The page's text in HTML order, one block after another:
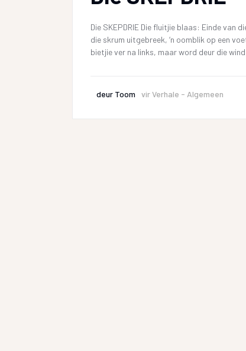
Die SKEPDRIE Die fluitjie blaas: Einde van
die skrum uitgebreek, ‘n oomblik op een
bietjie ver na links, maar word deur die
deur Toom virVerhale - Algemeen